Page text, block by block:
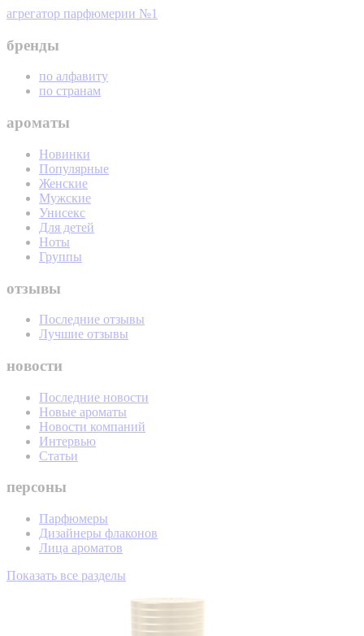
агрегатор парфюмерии №1
бренды
по алфавиту
по странам
ароматы
Новинки
Популярные
Женские
Мужские
Унисекс
Для детей
Ноты
Группы
отзывы
Последние отзывы
Лучшие отзывы
новости
Последние новости
Новые ароматы
Новости компаний
Интервью
Статьи
персоны
Парфюмеры
Дизайнеры флаконов
Лица ароматов
Показать все разделы